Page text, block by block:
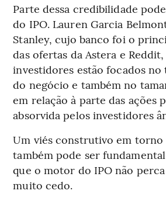
Parte dessa credibilidade
do IPO. Lauren Garcia
Stanley, cujo banco foi o
das ofertas da Astera e
investidores estão focados
do negócio e também no
em relação à parte das ações
absorvida pelos investidores
Um viés construtivo em torno
também pode ser
que o motor do IPO não
muito cedo.